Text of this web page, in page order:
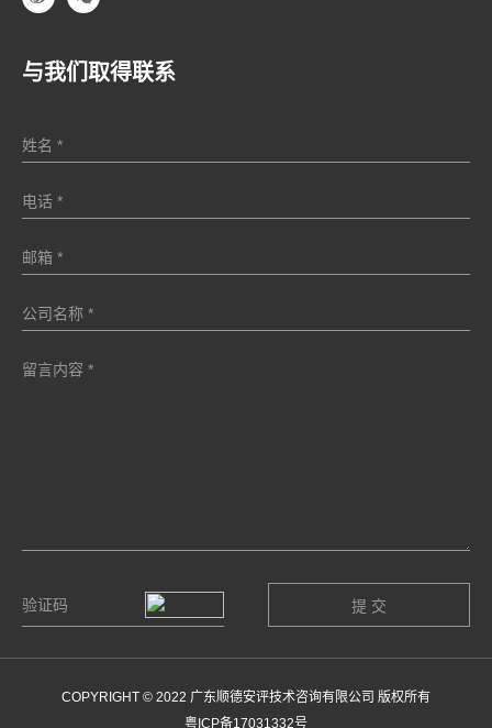
与我们取得联系
COPYRIGHT © 2022 广东顺德安评技术咨询有限公司 版权所有
粤ICP备17031332号